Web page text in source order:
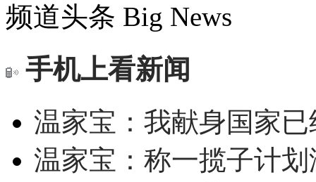
频道头条 Big News
手机上看新闻
温家宝：我献身国家
温家宝：称一揽子计